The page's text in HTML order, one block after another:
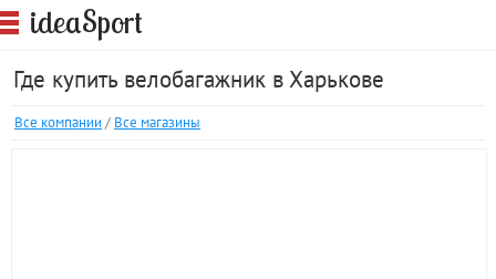
ideaSport
Где купить велобагажник в Харькове
Все компании / Все магазины